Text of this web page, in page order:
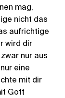
mag,
nicht das
aufrichtige
wird dir
nur aus
eine
mit dir
Gott